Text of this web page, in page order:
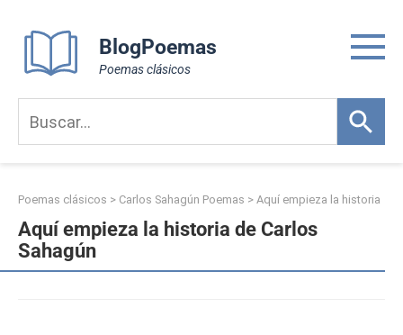
content
BlogPoemas
Poemas clásicos
Poemas clásicos > Carlos Sahagún Poemas > Aquí empieza la historia
Aquí empieza la historia de Carlos
Sahagún